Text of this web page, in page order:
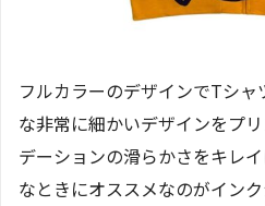
フルカラーのデザインでTシ
な非常に細かいデザインをプ
デーションの滑らかさをキレ
なときにオススメなのがイン